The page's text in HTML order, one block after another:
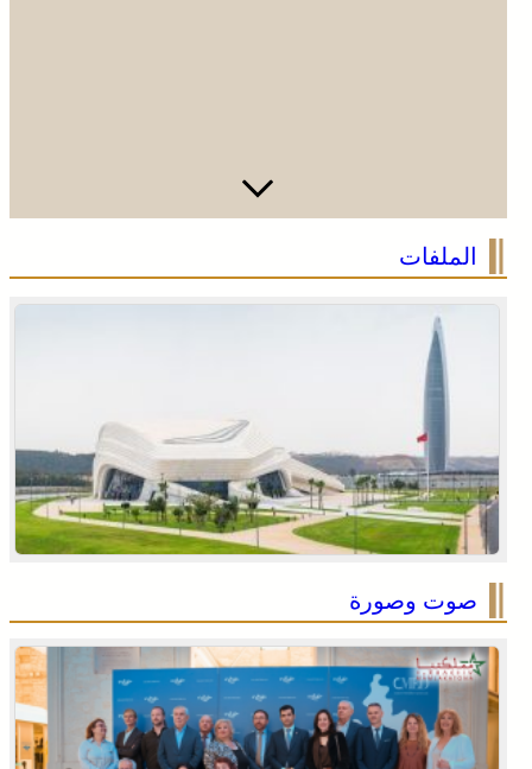
الملفات
صوت وصورة